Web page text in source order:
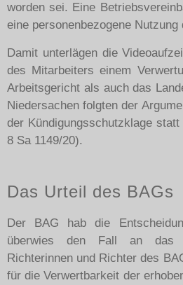
worden sei. Eine
eine personenbezogene Nutzung
Damit unterlägen die
des Mitarbeiters einem
Arbeitsgericht als auch das
Niedersachen folgten der
der Kündigungsschutzklage
8 Sa 1149/20).
Das Urteil des BAGs
Der BAG hab die
überwies den Fall an das
Richterinnen und Richter des
für die Verwertbarkeit der